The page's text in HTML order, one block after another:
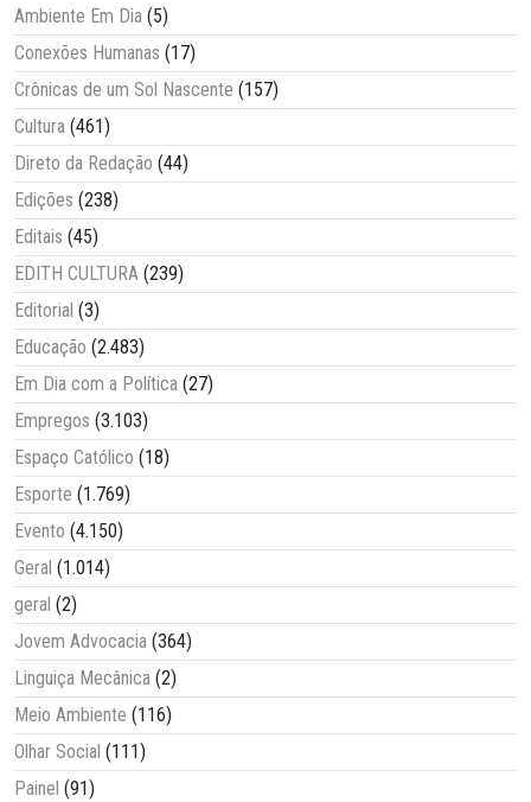
Ambiente Em Dia (5)
Conexões Humanas (17)
Crônicas de um Sol Nascente (157)
Cultura (461)
Direto da Redação (44)
Edições (238)
Editais (45)
EDITH CULTURA (239)
Editorial (3)
Educação (2.483)
Em Dia com a Política (27)
Empregos (3.103)
Espaço Católico (18)
Esporte (1.769)
Evento (4.150)
Geral (1.014)
geral (2)
Jovem Advocacia (364)
Linguiça Mecânica (2)
Meio Ambiente (116)
Olhar Social (111)
Painel (91)